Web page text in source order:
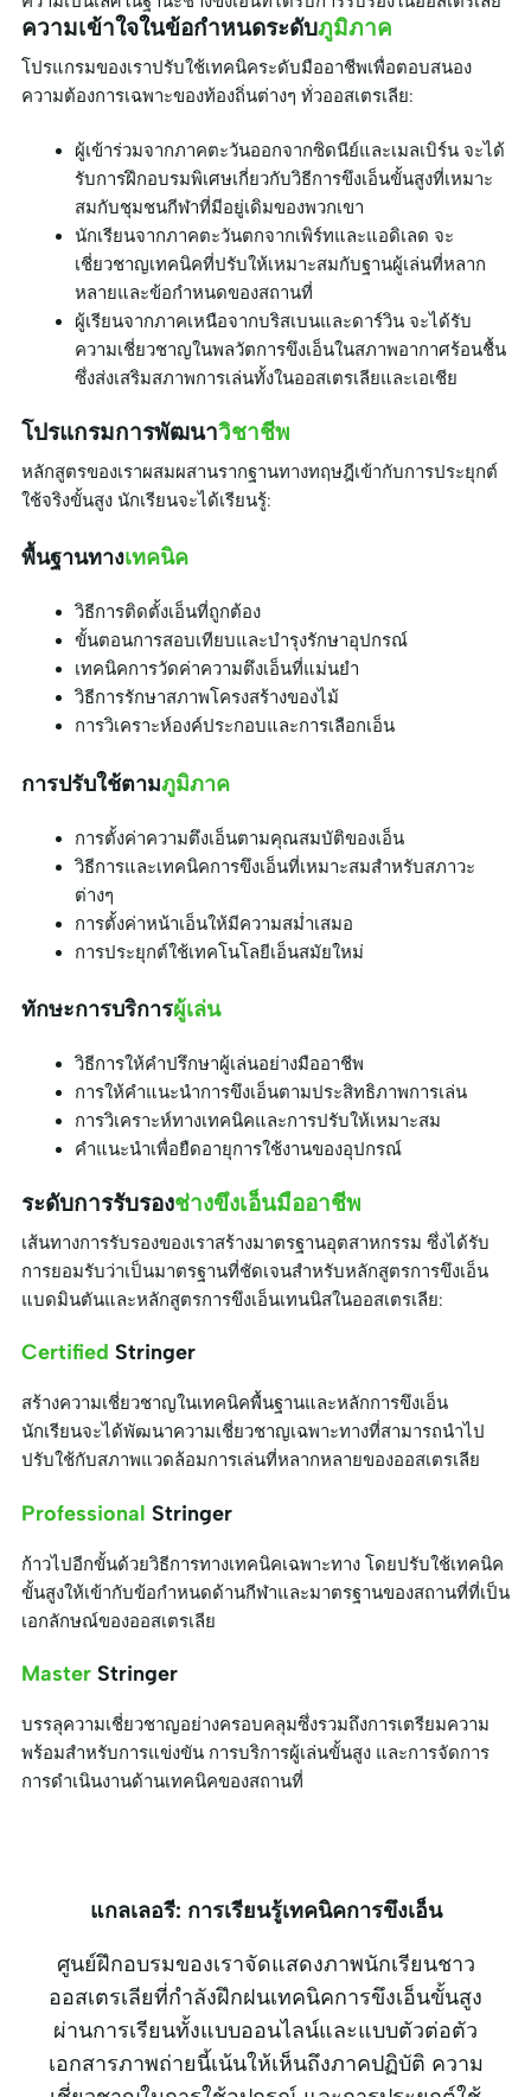
ความเข้าใจในข้อกำหนดระดับภูมิภาค
โปรแกรมของเราปรับใช้เทคนิคระดับมืออาชีพเพื่อตอบสนอง
ความต้องการเฉพาะของท้องถิ่นต่างๆ ทั่วออสเตรเลีย:
ผู้เข้าร่วมจากภาคตะวันออกจากซิดนีย์และเมลเบิร์น จะได้
รับการฝึกอบรมพิเศษเกี่ยวกับวิธีการขึงเอ็นขั้นสูงที่เหมาะ
สมกับชุมชนกีฬาที่มีอยู่เดิมของพวกเขา
นักเรียนจากภาคตะวันตกจากเพิร์ทและแอดิเลด จะ
เชี่ยวชาญเทคนิคที่ปรับให้เหมาะสมกับฐานผู้เล่นที่หลาก
หลายและข้อกำหนดของสถานที่
ผู้เรียนจากภาคเหนือจากบริสเบนและดาร์วิน จะได้รับ
ความเชี่ยวชาญในพลวัตการขึงเอ็นในสภาพอากาศร้อนชื้น
ซึ่งส่งเสริมสภาพการเล่นทั้งในออสเตรเลียและเอเชีย
โปรแกรมการพัฒนาวิชาชีพ
หลักสูตรของเราผสมผสานรากฐานทางทฤษฎีเข้ากับการประยุกต์
ใช้จริงขั้นสูง นักเรียนจะได้เรียนรู้:
พื้นฐานทางเทคนิค
วิธีการติดตั้งเอ็นที่ถูกต้อง
ขั้นตอนการสอบเทียบและบำรุงรักษาอุปกรณ์
เทคนิคการวัดค่าความตึงเอ็นที่แม่นยำ
วิธีการรักษาสภาพโครงสร้างของไม้
การวิเคราะห์องค์ประกอบและการเลือกเอ็น
การปรับใช้ตามภูมิภาค
การตั้งค่าความตึงเอ็นตามคุณสมบัติของเอ็น
วิธีการและเทคนิคการขึงเอ็นที่เหมาะสมสำหรับสภาวะ
ต่างๆ
การตั้งค่าหน้าเอ็นให้มีความสม่ำเสมอ
การประยุกต์ใช้เทคโนโลยีเอ็นสมัยใหม่
ทักษะการบริการผู้เล่น
วิธีการให้คำปรึกษาผู้เล่นอย่างมืออาชีพ
การให้คำแนะนำการขึงเอ็นตามประสิทธิภาพการเล่น
การวิเคราะห์ทางเทคนิคและการปรับให้เหมาะสม
คำแนะนำเพื่อยืดอายุการใช้งานของอุปกรณ์
ระดับการรับรองช่างขึงเอ็นมืออาชีพ
เส้นทางการรับรองของเราสร้างมาตรฐานอุตสาหกรรม ซึ่งได้รับ
การยอมรับว่าเป็นมาตรฐานที่ชัดเจนสำหรับหลักสูตรการขึงเอ็น
แบดมินตันและหลักสูตรการขึงเอ็นเทนนิสในออสเตรเลีย:
Certified Stringer
สร้างความเชี่ยวชาญในเทคนิคพื้นฐานและหลักการขึงเอ็น
นักเรียนจะได้พัฒนาความเชี่ยวชาญเฉพาะทางที่สามารถนำไป
ปรับใช้กับสภาพแวดล้อมการเล่นที่หลากหลายของออสเตรเลีย
Professional Stringer
ก้าวไปอีกขั้นด้วยวิธีการทางเทคนิคเฉพาะทาง โดยปรับใช้เทคนิค
ขั้นสูงให้เข้ากับข้อกำหนดด้านกีฬาและมาตรฐานของสถานที่ที่เป็น
เอกลักษณ์ของออสเตรเลีย
Master Stringer
บรรลุความเชี่ยวชาญอย่างครอบคลุมซึ่งรวมถึงการเตรียมความ
พร้อมสำหรับการแข่งขัน การบริการผู้เล่นขั้นสูง และการจัดการ
การดำเนินงานด้านเทคนิคของสถานที่
แกลเลอรี: การเรียนรู้เทคนิคการขึงเอ็น
ศูนย์ฝึกอบรมของเราจัดแสดงภาพนักเรียนชาว
ออสเตรเลียที่กำลังฝึกฝนเทคนิคการขึงเอ็นขั้นสูง
ผ่านการเรียนทั้งแบบออนไลน์และแบบตัวต่อตัว
เอกสารภาพถ่ายนี้เน้นให้เห็นถึงภาคปฏิบัติ ความ